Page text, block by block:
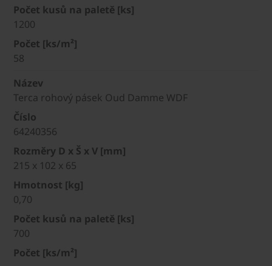
Počet kusů na paletě [ks]
1200
Počet [ks/m²]
58
Název
Terca rohový pásek Oud Damme WDF
Číslo
64240356
Rozměry D x Š x V [mm]
215 x 102 x 65
Hmotnost [kg]
0,70
Počet kusů na paletě [ks]
700
Počet [ks/m²]